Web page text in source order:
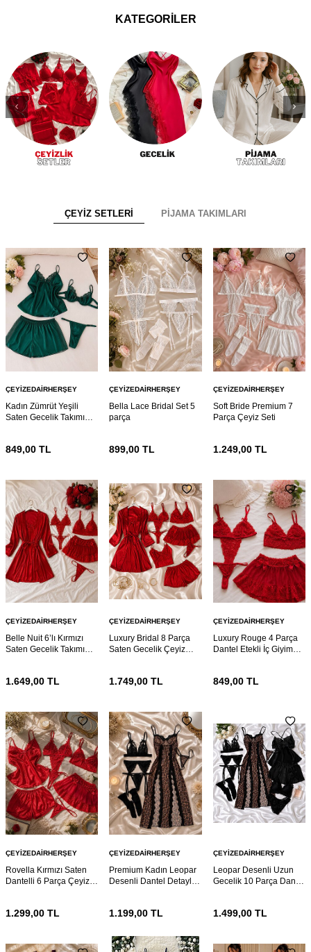
KATEGORİLER
ÇEYİZ SETLERİ PİJAMA TAKIMLARI
ÇEYIZEDAIRHERŞEY
Kadın Zümrüt Yeşili
Saten Gecelik Takımı
Çeyizlik Set
849,00 TL
ÇEYIZEDAIRHERŞEY
Bella Lace Bridal Set 5
parça
899,00 TL
ÇEYIZEDAIRHERŞEY
Soft Bride Premium 7
Parça Çeyiz Seti
1.249,00TL
ÇEYIZEDAIRHERŞEY
Belle Nuit 6’lı Kırmızı
Saten Gecelik Takımı
1.649,00 TL
ÇEYIZEDAIRHERŞEY
Luxury Bridal 8 Parça
Saten Gecelik Çeyiz
1.749,00 TL
ÇEYIZEDAIRHERŞEY
Luxury Rouge 4 Parça
Dantel Etekli İç Giyim
849,00TL
ÇEYIZEDAIRHERŞEY
Rovella Kırmızı Saten
Dantelli 6 Parça Çeyiz
1.299,00 TL
ÇEYIZEDAIRHERŞEY
Premium Kadın Leopar
Desenli Dantel Detaylı 6
1.199,00 TL
ÇEYIZEDAIRHERŞEY
Leopar Desenli Uzun
Gecelik 10 Parça Dantel
1.499,00TL